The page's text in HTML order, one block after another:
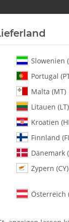
Heli-
MA135-133
Turbine
Slowenien
Portugal
Malta (MT)
Litauen (LT)
Kroatien
Finnland
Dänemark
Zypern (CY)
Österreich